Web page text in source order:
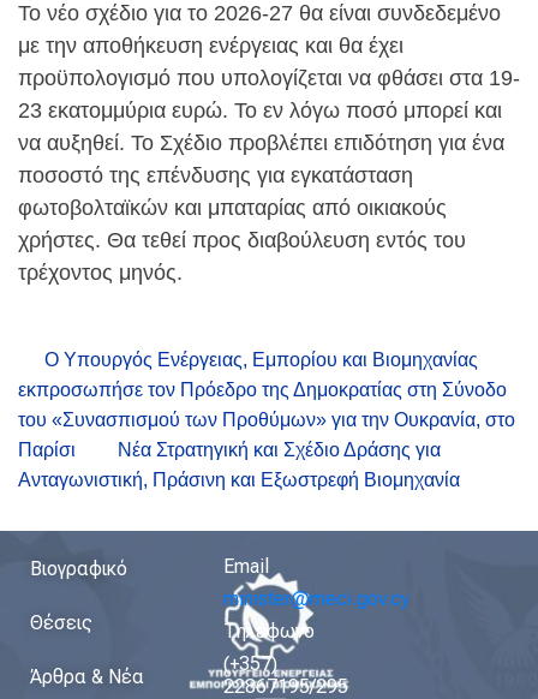
Το νέο σχέδιο για το 2026-27 θα είναι συνδεδεμένο
με την αποθήκευση ενέργειας και θα έχει
προϋπολογισμό που υπολογίζεται να φθάσει στα 19-
23 εκατομμύρια ευρώ. Το εν λόγω ποσό μπορεί και
να αυξηθεί. Το Σχέδιο προβλέπει επιδότηση για ένα
ποσοστό της επένδυσης για εγκατάσταση
φωτοβολταϊκών και μπαταρίας από οικιακούς
χρήστες. Θα τεθεί προς διαβούλευση εντός του
τρέχοντος μηνός.
Ο Υπουργός Ενέργειας, Εμπορίου και Βιομηχανίας
εκπροσωπήσε τον Πρόεδρο της Δημοκρατίας στη Σύνοδο
του «Συνασπισμού των Προθύμων» για την Ουκρανία, στο
Παρίσι
Νέα Στρατηγική και Σχέδιο Δράσης για
Ανταγωνιστική, Πράσινη και Εξωστρεφή Βιομηχανία
Βιογραφικό
Θέσεις
Άρθρα & Νέα
Email
minister@meci.gov.cy
Τηλέφωνο
(+357)
22867195/295